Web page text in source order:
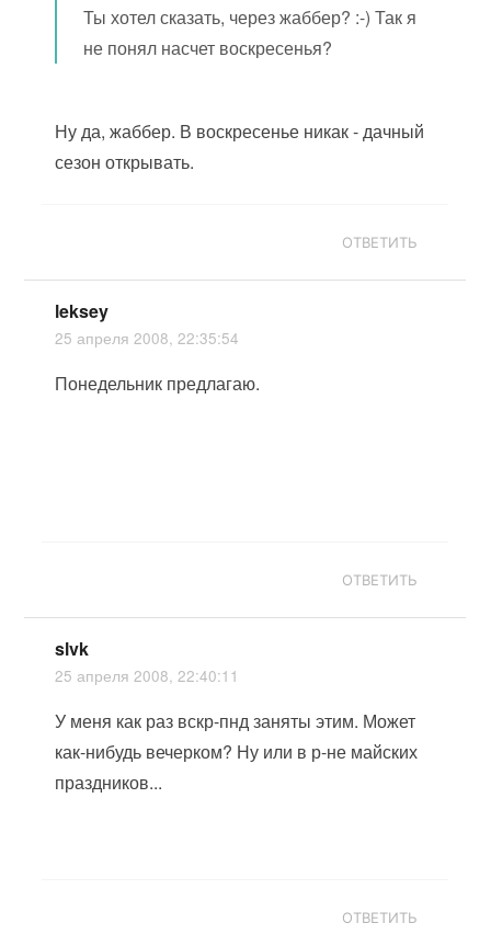
Ты хотел сказать, через жаббер? :-) Так я
не понял насчет воскресенья?
Ну да, жаббер. В воскресенье никак - дачный
сезон открывать.
ОТВЕТИТЬ
leksey
25 апреля 2008, 22:35:54
Понедельник предлагаю.
ОТВЕТИТЬ
slvk
25 апреля 2008, 22:40:11
У меня как раз вскр-пнд заняты этим. Может
как-нибудь вечерком? Ну или в р-не майских
праздников...
ОТВЕТИТЬ